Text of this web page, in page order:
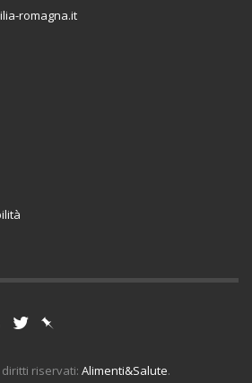
romagna.it
riservati: Alimenti&Salute.